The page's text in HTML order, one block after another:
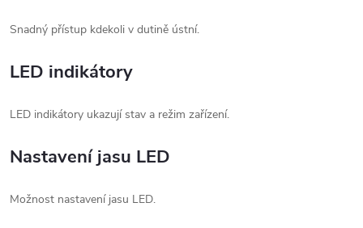
Snadný přístup kdekoli v dutině ústní.
LED indikátory
LED indikátory ukazují stav a režim zařízení.
Nastavení jasu LED
Možnost nastavení jasu LED.